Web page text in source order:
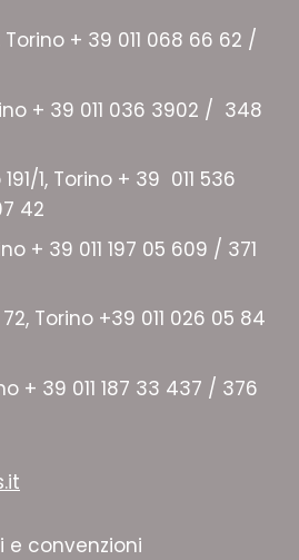
+ 39 011 068 66 62 /
+ 39 011 036 3902 / 348
1, Torino + 39 011 536
42
+ 39 011 197 05 609 / 371
Torino +39 011 026 05 84
+ 39 011 187 33 437 / 376
e convenzioni